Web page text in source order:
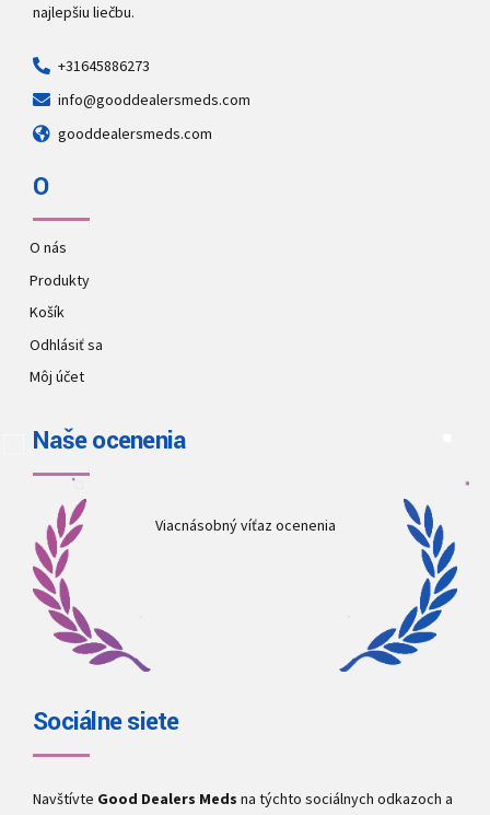
najlepšiu liečbu.
+31645886273
info@gooddealersmeds.com
gooddealersmeds.com
O
O nás
Produkty
Košík
Odhlásiť sa
Môj účet
Naše ocenenia
Viacnásobný víťaz ocenenia
Sociálne siete
Navštívte Good Dealers Meds na týchto sociálnych odkazoch a